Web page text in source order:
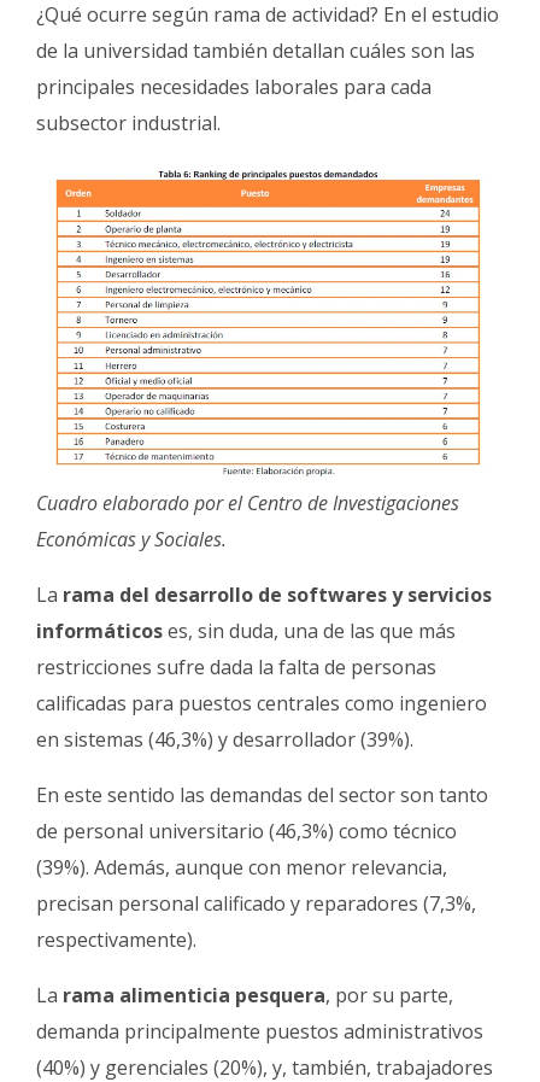
¿Qué ocurre según rama de actividad? En el estudio
de la universidad también detallan cuáles son las
principales necesidades laborales para cada
subsector industrial.
Cuadro elaborado por el Centro de Investigaciones
Económicas y Sociales.
La rama del desarrollo de softwares y servicios
informáticoses, sin duda, una de las que más
restricciones sufre dada la falta de personas
calificadas para puestos centrales como ingeniero
en sistemas (46,3%) y desarrollador (39%).
En este sentido las demandas del sector son tanto
de personal universitario (46,3%) como técnico
(39%). Además, aunque con menor relevancia,
precisan personal calificado y reparadores (7,3%,
respectivamente).
La rama alimenticia pesquera, por su parte,
demanda principalmente puestos administrativos
(40%) y gerenciales (20%), y, también, trabajadores